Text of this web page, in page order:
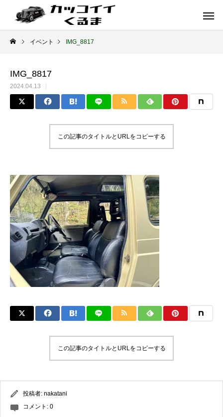
イギリス車
ENGLAND
ドイツ車
GERMANY
イベント IMG_8817
IMG_8817
2024.04.13
この記事のタイトルとURLをコピーする
この記事のタイトルとURLをコピーする
投稿者: nakatani
コメント: 0